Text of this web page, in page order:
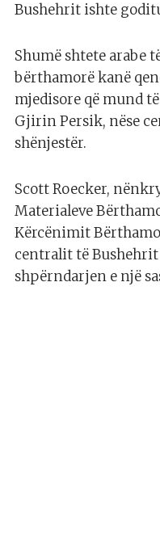
Bushehrit ishte
Shumë shtete arabe
bërthamorë kanë
mjedisore që mund
Gjirin Persik, nëse
shënjestër.
Scott Roecker,
Materialeve
Kërcënimit
centralit të
shpërndarjen e një